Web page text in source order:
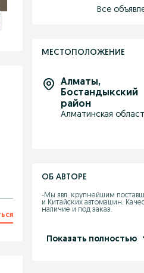
Все
МЕСТОПОЛОЖЕНИЕ
Алматы,
Бостандыкский
район
Алматинская
ОБ АВТОРЕ
-Мы явл. крупнейшим
и Китайских автомашин.
наличие и под заказ.
- Действует покупка в
Показать полностью